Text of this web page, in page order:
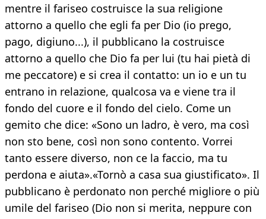
mentre il fariseo costruisce la sua religione
attorno a quello che egli fa per Dio (io prego,
pago, digiuno...), il pubblicano la costruisce
attorno a quello che Dio fa per lui (tu hai pietà di
me peccatore) e si crea il contatto: un io e un tu
entrano in relazione, qualcosa va e viene tra il
fondo del cuore e il fondo del cielo. Come un
gemito che dice: «Sono un ladro, è vero, ma così
non sto bene, così non sono contento. Vorrei
tanto essere diverso, non ce la faccio, ma tu
perdona e aiuta».«Tornò a casa sua giustificato». Il
pubblicano è perdonato non perché migliore o più
umile del fariseo (Dio non si merita, neppure con